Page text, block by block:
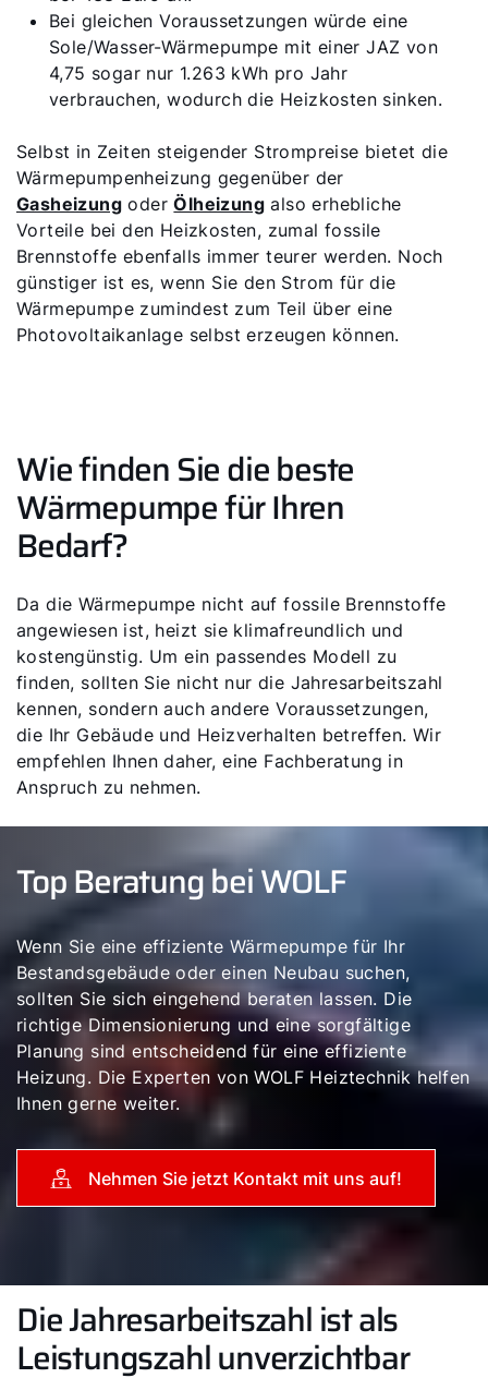
Bei gleichen Voraussetzungen würde eine
Sole/Wasser-Wärmepumpe mit einer JAZ von
4,75 sogar nur 1.263 kWh pro Jahr
verbrauchen, wodurch die Heizkosten sinken.
Selbst in Zeiten steigender Strompreise bietet die
Wärmepumpenheizung gegenüber der
Gasheizung oderÖlheizung also erhebliche
Vorteile bei den Heizkosten, zumal fossile
Brennstoffe ebenfalls immer teurer werden. Noch
günstiger ist es, wenn Sie den Strom für die
Wärmepumpe zumindest zum Teil über eine
Photovoltaikanlage selbst erzeugen können.
Wie finden Sie die beste
Wärmepumpe für Ihren
Bedarf?
Da die Wärmepumpe nicht auf fossile Brennstoffe
angewiesen ist, heizt sie klimafreundlich und
kostengünstig. Um ein passendes Modell zu
finden, sollten Sie nicht nur die Jahresarbeitszahl
kennen, sondern auch andere Voraussetzungen,
die Ihr Gebäude und Heizverhalten betreffen. Wir
empfehlen Ihnen daher, eine Fachberatung in
Anspruch zu nehmen.
Top Beratung bei WOLF
Wenn Sie eine effiziente Wärmepumpe für Ihr
Bestandsgebäude oder einen Neubau suchen,
sollten Sie sich eingehend beraten lassen. Die
richtige Dimensionierung und eine sorgfältige
Planung sind entscheidend für eine effiziente
Heizung. Die Experten von WOLF Heiztechnik helfen
Ihnen gerne weiter.
Nehmen Sie jetzt Kontakt mit uns auf!
Die Jahresarbeitszahl ist als
Leistungszahl unverzichtbar